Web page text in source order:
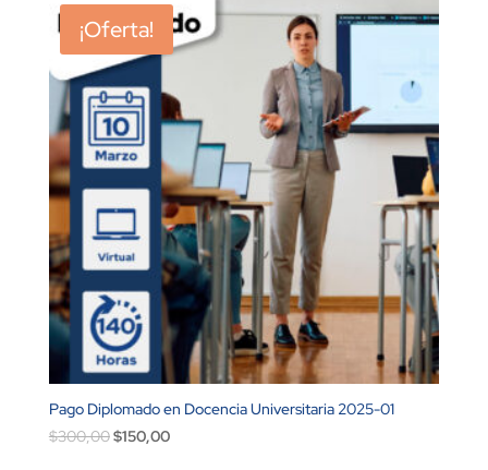
¡Oferta!
Pago Diplomado en Docencia Universitaria 2025-01
$300,00El
$150,00El